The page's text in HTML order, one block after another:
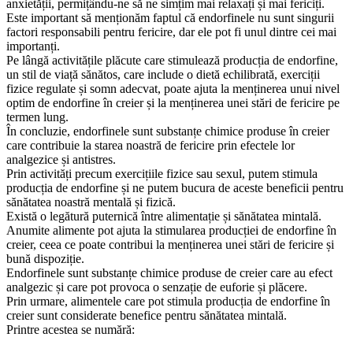
anxietății, permițându-ne să ne simțim mai relaxați și mai fericiți.
Este important să menționăm faptul că endorfinele nu sunt singurii
factori responsabili pentru fericire, dar ele pot fi unul dintre cei mai
importanți.
Pe lângă activitățile plăcute care stimulează producția de endorfine,
un stil de viață sănătos, care include o dietă echilibrată, exerciții
fizice regulate și somn adecvat, poate ajuta la menținerea unui nivel
optim de endorfine în creier și la menținerea unei stări de fericire pe
termen lung.
În concluzie, endorfinele sunt substanțe chimice produse în creier
care contribuie la starea noastră de fericire prin efectele lor
analgezice și antistres.
Prin activități precum exercițiile fizice sau sexul, putem stimula
producția de endorfine și ne putem bucura de aceste beneficii pentru
sănătatea noastră mentală și fizică.
Există o legătură puternică între alimentație și sănătatea mintală.
Anumite alimente pot ajuta la stimularea producției de endorfine în
creier, ceea ce poate contribui la menținerea unei stări de fericire și
bună dispoziție.
Endorfinele sunt substanțe chimice produse de creier care au efect
analgezic și care pot provoca o senzație de euforie și plăcere.
Prin urmare, alimentele care pot stimula producția de endorfine în
creier sunt considerate benefice pentru sănătatea mintală.
Printre acestea se numără: